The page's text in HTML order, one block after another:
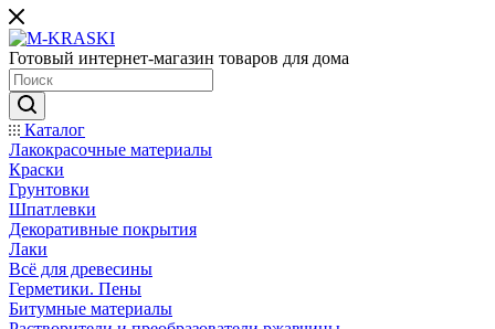
Готовый интернет-магазин товаров для дома
Каталог
Лакокрасочные материалы
Краски
Грунтовки
Шпатлевки
Декоративные покрытия
Лаки
Всё для древесины
Герметики. Пены
Битумные материалы